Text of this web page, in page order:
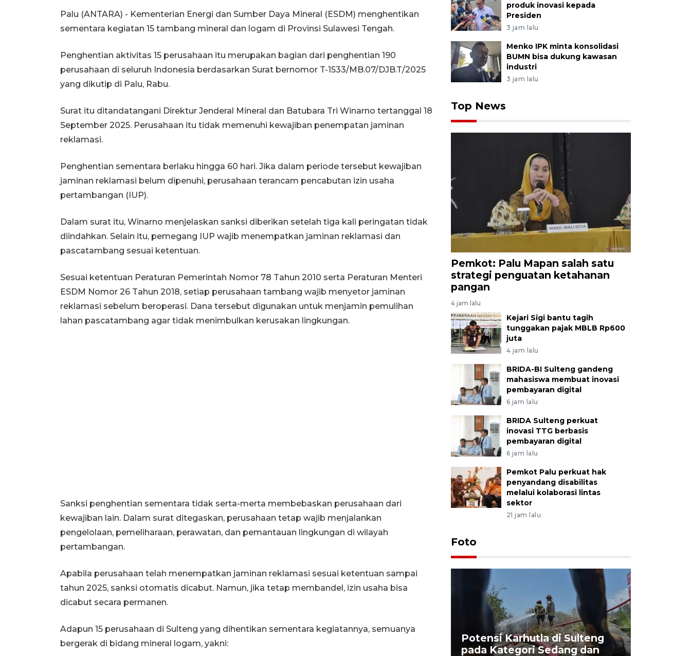
Palu (ANTARA) - Kementerian Energi dan Sumber Daya Mineral (ESDM) menghentikan
sementara kegiatan 15 tambang mineral dan logam di Provinsi Sulawesi Tengah.
Penghentian aktivitas 15 perusahaan itu merupakan bagian dari penghentian 190
perusahaan di seluruh Indonesia berdasarkan Surat bernomor T-1533/MB.07/DJB.T/2025
yang dikutip di Palu, Rabu.
Surat itu ditandatangani Direktur Jenderal Mineral dan Batubara Tri Winarno tertanggal 18
September 2025. Perusahaan itu tidak memenuhi kewajiban penempatan jaminan
reklamasi.
Penghentian sementara berlaku hingga 60 hari. Jika dalam periode tersebut kewajiban
jaminan reklamasi belum dipenuhi, perusahaan terancam pencabutan izin usaha
pertambangan (IUP).
Dalam surat itu, Winarno menjelaskan sanksi diberikan setelah tiga kali peringatan tidak
diindahkan. Selain itu, pemegang IUP wajib menempatkan jaminan reklamasi dan
pascatambang sesuai ketentuan.
Sesuai ketentuan Peraturan Pemerintah Nomor 78 Tahun 2010 serta Peraturan Menteri
ESDM Nomor 26 Tahun 2018, setiap perusahaan tambang wajib menyetor jaminan
reklamasi sebelum beroperasi. Dana tersebut digunakan untuk menjamin pemulihan
lahan pascatambang agar tidak menimbulkan kerusakan lingkungan.
Sanksi penghentian sementara tidak serta-merta membebaskan perusahaan dari
kewajiban lain. Dalam surat ditegaskan, perusahaan tetap wajib menjalankan
pengelolaan, pemeliharaan, perawatan, dan pemantauan lingkungan di wilayah
pertambangan.
Apabila perusahaan telah menempatkan jaminan reklamasi sesuai ketentuan sampai
tahun 2025, sanksi otomatis dicabut. Namun, jika tetap membandel, izin usaha bisa
dicabut secara permanen.
Adapun 15 perusahaan di Sulteng yang dihentikan sementara kegiatannya, semuanya
bergerak di bidang mineral logam, yakni:
produk inovasi kepada
Presiden
3 jam lalu
Menko IPK minta konsolidasi
BUMN bisa dukung kawasan
industri
3 jam lalu
Top News
Pemkot: Palu Mapan salah satu
strategi penguatan ketahanan
pangan
4 jam lalu
Kejari Sigi bantu tagih
tunggakan pajak MBLB Rp600
juta
4 jam lalu
BRIDA-BI Sulteng gandeng
mahasiswa membuat inovasi
pembayaran digital
6 jam lalu
BRIDA Sulteng perkuat
inovasi TTG berbasis
pembayaran digital
6 jam lalu
Pemkot Palu perkuat hak
penyandang disabilitas
melalui kolaborasi lintas
sektor
21 jam lalu
Foto
Potensi Karhutla di Sulteng
pada Kategori Sedang dan